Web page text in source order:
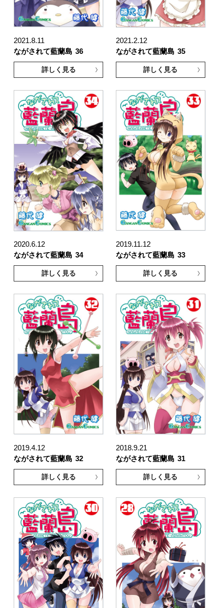
2021.8.11
ながされて藍蘭島 36
詳しく見る
2021.2.12
ながされて藍蘭島 35
詳しく見る
2020.6.12
ながされて藍蘭島 34
詳しく見る
2019.11.12
ながされて藍蘭島 33
詳しく見る
2019.4.12
ながされて藍蘭島 32
詳しく見る
2018.9.21
ながされて藍蘭島 31
詳しく見る